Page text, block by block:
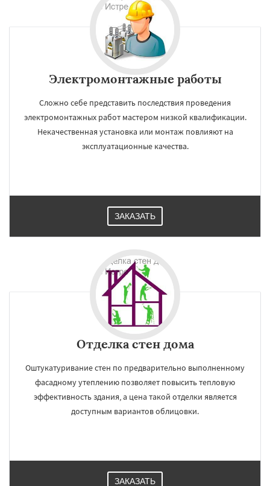
Электромонтажные работы
Сложно себе представить последствия проведения
электромонтажных работ мастером низкой квалификации.
Некачественная установка или монтаж повлияют на
эксплуатационные качества.
ЗАКАЗАТЬ
Отделка стен дома
Оштукатуривание стен по предварительно выполненному
фасадному утеплению позволяет повысить тепловую
эффективность здания, а цена такой отделки является
доступным вариантов облицовки.
ЗАКАЗАТЬ